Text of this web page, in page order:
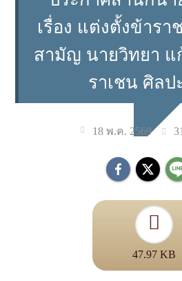
เรื่อง แต่งตั้งข้ารา
สามัญ นายวิทยา แ
ราเชน ศิลป
18 พ.ค. 2569
47.97 KB